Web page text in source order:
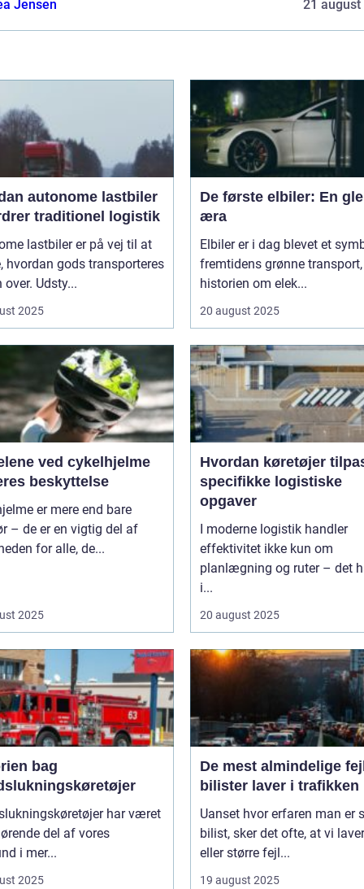
Jensen 21 august
autonome lastbiler
traditionel logistik
lastbiler er på vej til at
hvordan gods transporteres
over. Udsty...
2025
De første elbiler: En
æra
Elbiler er i dag blevet et
fremtidens grønne
historien om elek...
20 august 2025
ved cykelhjelme
beskyttelse
er mere end bare
– de er en vigtig del af
for alle, de...
2025
Hvordan køretøjer
specifikke logistiske
opgaver
I moderne logistik handler
effektivitet ikke kun om
planlægning og ruter – det
i...
20 august 2025
bag
har været
del af vores
i mer...
2025
De mest almindelige
bilister laver i trafikken
Uanset hvor erfaren man er
bilist, sker det ofte, at vi
eller større fejl...
19 august 2025